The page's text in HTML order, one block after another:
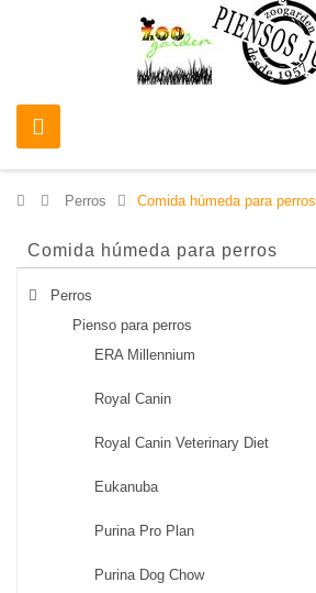
> Perros > Comida húmeda para perros
Comida húmeda para perros
Perros
Pienso para perros
ERA Millennium
Royal Canin
Royal Canin Veterinary Diet
Eukanuba
Purina Pro Plan
Purina Dog Chow